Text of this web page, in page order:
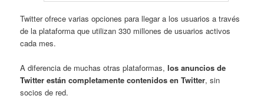
Twitter ofrece varias opciones para llegar a los usuarios a través
de la plataforma que utilizan 330 millones de usuarios activos
cada mes.
A diferencia de muchas otras plataformas, los anuncios de
Twitter están completamente contenidos en Twitter, sin
socios de red.